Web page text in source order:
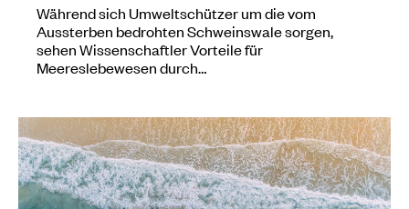
Während sich Umweltschützer um die vom
Aussterben bedrohten Schweinswale sorgen,
sehen Wissenschaftler Vorteile für
Meereslebewesen durch…